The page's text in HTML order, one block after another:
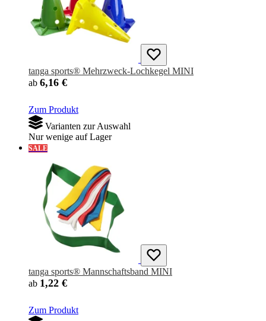
tanga sports® Mehrzweck-Lochkegel MINI
ab 6,16 €
Zum Produkt
Varianten zur Auswahl
Nur wenige auf Lager
SALE
tanga sports® Mannschaftsband MINI
ab 1,22 €
Zum Produkt